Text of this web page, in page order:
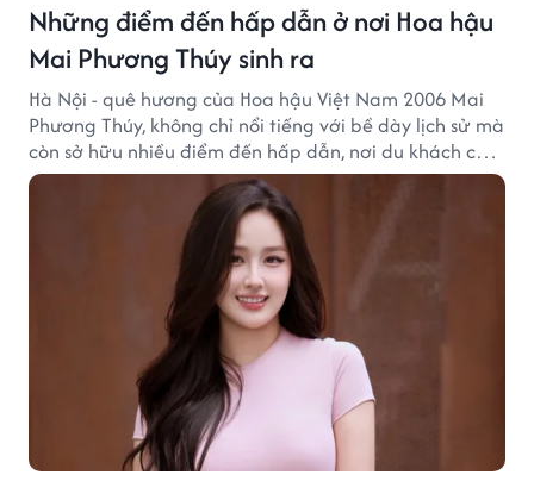
Những điểm đến hấp dẫn ở nơi Hoa hậu
Mai Phương Thúy sinh ra
Hà Nội - quê hương của Hoa hậu Việt Nam 2006 Mai
Phương Thúy, không chỉ nổi tiếng với bề dày lịch sử mà
còn sở hữu nhiều điểm đến hấp dẫn, nơi du khách có
thể cảm nhận trọn vẹn vẻ đẹp cổ kính xen lẫn nhịp
sống hiện đại của Thủ đô.